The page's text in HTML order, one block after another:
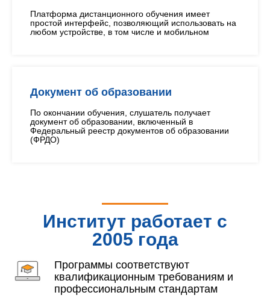
Платформа дистанционного обучения имеет
простой интерфейс, позволяющий использовать на
любом устройстве, в том числе и мобильном
Документ об образовании
По окончании обучения, слушатель получает
документ об образовании, включенный в
Федеральный реестр документов об образовании
(ФРДО)
Институт работает с
2005 года
Программы соответствуют
квалификационным требованиям и
профессиональным стандартам